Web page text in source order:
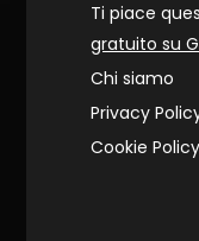
Ti piace
gratuito su
Chi siamo
Privacy
Cookie Policy